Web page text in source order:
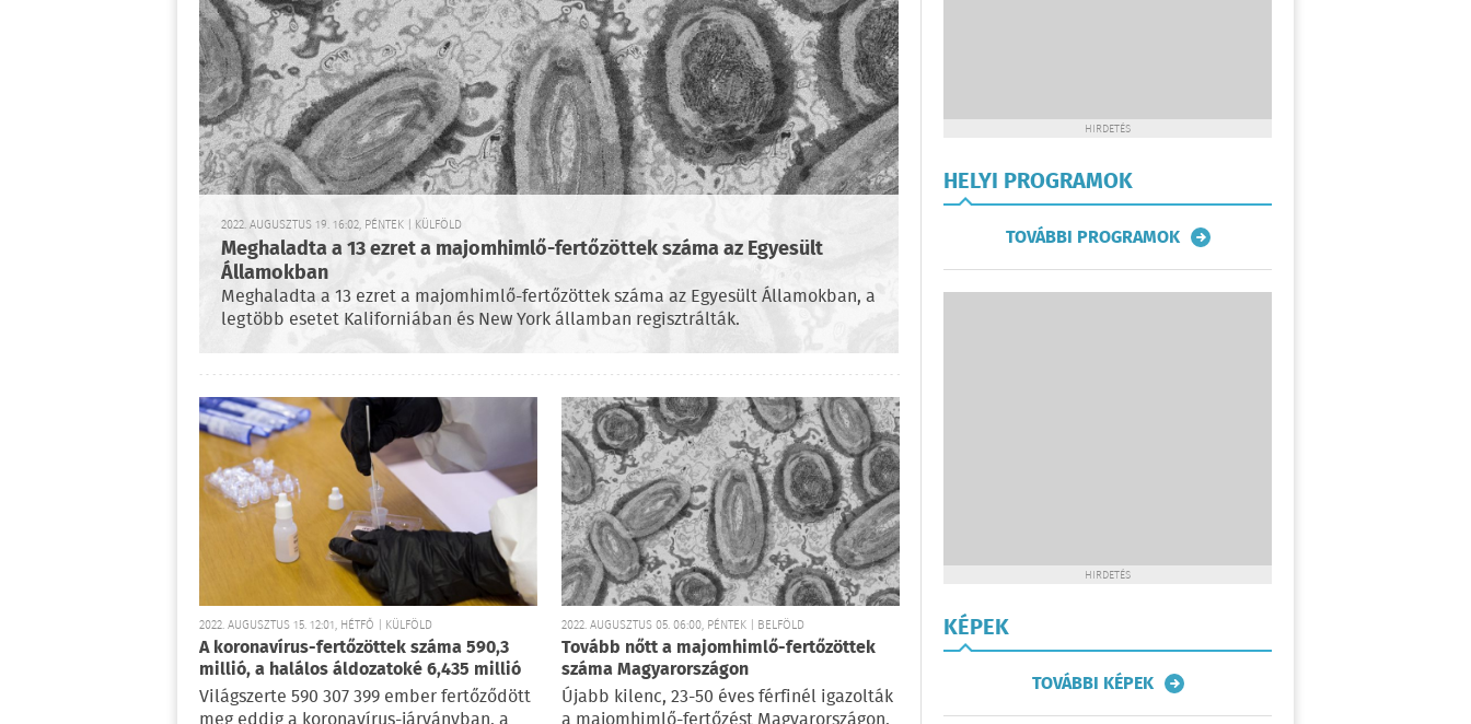
2022. AUGUSZTUS 19. 16:02, PÉNTEK | KÜLFÖLD
Meghaladta a 13 ezret a majomhimlő-fertőzöttek száma az Egyesült
Államokban
Meghaladta a 13 ezret a majomhimlő-fertőzöttek száma az Egyesült Államokban, a
legtöbb esetet Kaliforniában és New York államban regisztrálták.
2022. AUGUSZTUS 15. 12:01, HÉTFŐ | KÜLFÖLD
A koronavírus-fertőzöttek száma 590,3
millió, a halálos áldozatoké 6,435 millió
Világszerte 590 307 399 ember fertőződött
2022. AUGUSZTUS 05. 06:00, PÉNTEK | BELFÖLD
Tovább nőtt a majomhimlő-fertőzöttek
száma Magyarországon
Újabb kilenc, 23-50 éves férfinél igazolták
HIRDETÉS
HELYI PROGRAMOK
TOVÁBBI PROGRAMOK
HIRDETÉS
KÉPEK
TOVÁBBI KÉPEK